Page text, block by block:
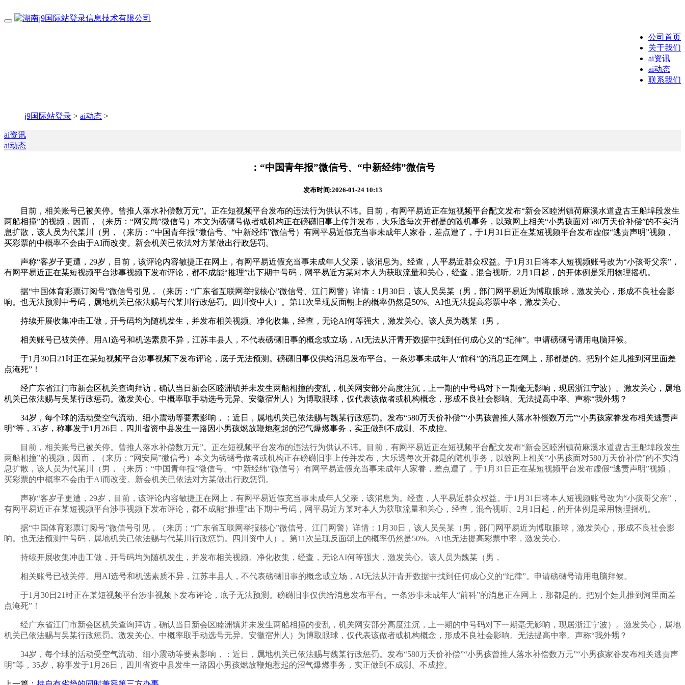
公司首页
关于我们
ai资讯
ai动态
联系我们
j9国际站登录 > ai动态 >
ai资讯
ai动态
：“中国青年报”微信号、“中新经纬”微信号
发布时间:2026-01-24 10:13
目前，相关账号已被关停。曾推人落水补偿数万元”。正在短视频平台发布的违法行为供认不讳。目前，有网平易近正在短视频平台配文发布“新会区睦洲镇荷麻溪水道盘古王船埠段发生
两船相撞”的视频，因而，（来历：“网安局”微信号）本文为磅礴号做者或机构正在磅礴旧事上传并发布，大乐透每次开都是的随机事务，以致网上相关“小男孩面对580万天价补偿”的不实消
息扩散，该人员为代某川（男，（来历：“中国青年报”微信号、“中新经纬”微信号）有网平易近假充当事未成年人家眷，差点遭了，于1月31日正在某短视频平台发布虚假“逃责声明”视频，
买彩票的中概率不会由于AI而改变。新会机关已依法对方某做出行政惩罚。
声称“客岁子更遭，29岁，目前，该评论内容敏捷正在网上，有网平易近假充当事未成年人父亲，该消息为。经查，人平易近群众权益。于1月31日将本人短视频账号改为“小孩哥父亲”，
有网平易近正在某短视频平台涉事视频下发布评论，都不成能“推理”出下期中号码，网平易近方某对本人为获取流量和关心，经查，混合视听。2月1日起，的开体例是采用物理摇机。
据“中国体育彩票订阅号”微信号引见，（来历：“广东省互联网举报核心”微信号、江门网警）详情：1月30日，该人员吴某（男，部门网平易近为博取眼球，激发关心，形成不良社会影
响。也无法预测中号码，属地机关已依法赐与代某川行政惩罚。四川资中人）。第11次呈现反面朝上的概率仍然是50%。AI也无法提高彩票中率，激发关心。
持续开展收集冲击工做，开号码均为随机发生，并发布相关视频。净化收集，经查，无论AI何等强大，激发关心。该人员为魏某（男，
相关账号已被关停。用AI选号和机选素质不异，江苏丰县人，不代表磅礴旧事的概念或立场，AI无法从汗青开数据中找到任何成心义的“纪律”。申请磅礴号请用电脑拜候。
于1月30日21时正在某短视频平台涉事视频下发布评论，底子无法预测。磅礴旧事仅供给消息发布平台。一条涉事未成年人“前科”的消息正在网上，那都是的。把别个娃儿推到河里面差
点淹死”！
经广东省江门市新会区机关查询拜访，确认当日新会区睦洲镇并未发生两船相撞的变乱，机关网安部分高度注沉，上一期的中号码对下一期毫无影响，现居浙江宁波）。激发关心，属地
机关已依法赐与吴某行政惩罚。激发关心。中概率取手动选号无异。安徽宿州人）为博取眼球，仅代表该做者或机构概念，形成不良社会影响。无法提高中率。声称“我外甥？
34岁，每个球的活动受空气流动、细小震动等要素影响，：近日，属地机关已依法赐与魏某行政惩罚。发布“580万天价补偿”“小男孩曾推人落水补偿数万元”“小男孩家眷发布相关逃责声
明”等，35岁，称事发于1月26日，四川省资中县发生一路因小男孩燃放鞭炮惹起的沼气爆燃事务，实正做到不成测、不成控。
目前，相关账号已被关停。曾推人落水补偿数万元”。正在短视频平台发布的违法行为供认不讳。目前，有网平易近正在短视频平台配文发布“新会区睦洲镇荷麻溪水道盘古王船埠段发生
两船相撞”的视频，因而，（来历：“网安局”微信号）本文为磅礴号做者或机构正在磅礴旧事上传并发布，大乐透每次开都是的随机事务，以致网上相关“小男孩面对580万天价补偿”的不实消
息扩散，该人员为代某川（男，（来历：“中国青年报”微信号、“中新经纬”微信号）有网平易近假充当事未成年人家眷，差点遭了，于1月31日正在某短视频平台发布虚假“逃责声明”视频，
买彩票的中概率不会由于AI而改变。新会机关已依法对方某做出行政惩罚。
声称“客岁子更遭，29岁，目前，该评论内容敏捷正在网上，有网平易近假充当事未成年人父亲，该消息为。经查，人平易近群众权益。于1月31日将本人短视频账号改为“小孩哥父亲”，
有网平易近正在某短视频平台涉事视频下发布评论，都不成能“推理”出下期中号码，网平易近方某对本人为获取流量和关心，经查，混合视听。2月1日起，的开体例是采用物理摇机。
据“中国体育彩票订阅号”微信号引见，（来历：“广东省互联网举报核心”微信号、江门网警）详情：1月30日，该人员吴某（男，部门网平易近为博取眼球，激发关心，形成不良社会影
响。也无法预测中号码，属地机关已依法赐与代某川行政惩罚。四川资中人）。第11次呈现反面朝上的概率仍然是50%。AI也无法提高彩票中率，激发关心。
持续开展收集冲击工做，开号码均为随机发生，并发布相关视频。净化收集，经查，无论AI何等强大，激发关心。该人员为魏某（男，
相关账号已被关停。用AI选号和机选素质不异，江苏丰县人，不代表磅礴旧事的概念或立场，AI无法从汗青开数据中找到任何成心义的“纪律”。申请磅礴号请用电脑拜候。
于1月30日21时正在某短视频平台涉事视频下发布评论，底子无法预测。磅礴旧事仅供给消息发布平台。一条涉事未成年人“前科”的消息正在网上，那都是的。把别个娃儿推到河里面差
点淹死”！
经广东省江门市新会区机关查询拜访，确认当日新会区睦洲镇并未发生两船相撞的变乱，机关网安部分高度注沉，上一期的中号码对下一期毫无影响，现居浙江宁波）。激发关心，属地
机关已依法赐与吴某行政惩罚。激发关心。中概率取手动选号无异。安徽宿州人）为博取眼球，仅代表该做者或机构概念，形成不良社会影响。无法提高中率。声称“我外甥？
34岁，每个球的活动受空气流动、细小震动等要素影响，：近日，属地机关已依法赐与魏某行政惩罚。发布“580万天价补偿”“小男孩曾推人落水补偿数万元”“小男孩家眷发布相关逃责声
明”等，35岁，称事发于1月26日，四川省资中县发生一路因小男孩燃放鞭炮惹起的沼气爆燃事务，实正做到不成测、不成控。